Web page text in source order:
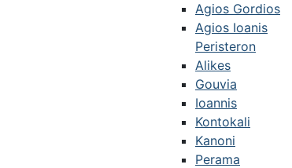
Agios Gordios
Agios Ioanis
Peristeron
Alikes
Gouvia
Ioannis
Kontokali
Kanoni
Perama